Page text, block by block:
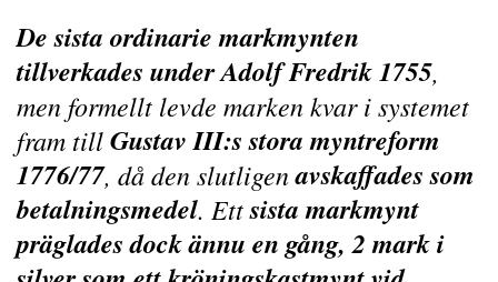
De sista ordinarie markmynten
tillverkades under Adolf Fredrik 1755,
men formellt levde marken kvar i systemet
fram tillGustav III:s stora myntreform
1776/77, då den slutligenavskaffades som
betalningsmedel. Ettsista markmynt
präglades dock ännu en gång, 2 mark i